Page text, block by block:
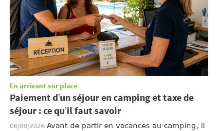
En arrivant sur place
Paiement d’un séjour en camping et taxe de
séjour : ce qu’il faut savoir
06/08/2026 Avant de partir en vacances au camping, il